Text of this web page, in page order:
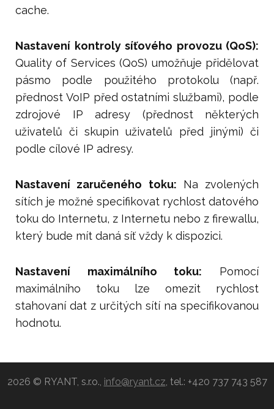
cache.
Nastavení kontroly síťového provozu (QoS):
Quality of Services (QoS) umožňuje přidělovat
pásmo podle použitého protokolu (např.
přednost VoIP před ostatními službami), podle
zdrojové IP adresy (přednost některých
uživatelů či skupin uživatelů před jinými) či
podle cílové IP adresy.
Nastavení zaručeného toku: Na zvolených
sítích je možné specifikovat rychlost datového
toku do Internetu, z Internetu nebo z firewallu,
který bude mít daná síť vždy k dispozici.
Nastavení maximálního toku: Pomocí
maximálního toku lze omezit rychlost
stahovaní dat z určitých sítí na specifikovanou
hodnotu.
2026 © RYANT, s.r.o., info@ryant.cz, tel.: +420 737 743 587